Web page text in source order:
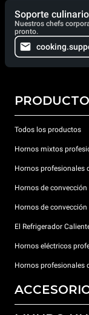
Soporte culinario
Nuestros chefs
pronto.
Todos los productos
Hornos mixtos
Hornos profesionales
Hornos de
Hornos de
El Refrigerador
Hornos eléctricos
Hornos profesionales